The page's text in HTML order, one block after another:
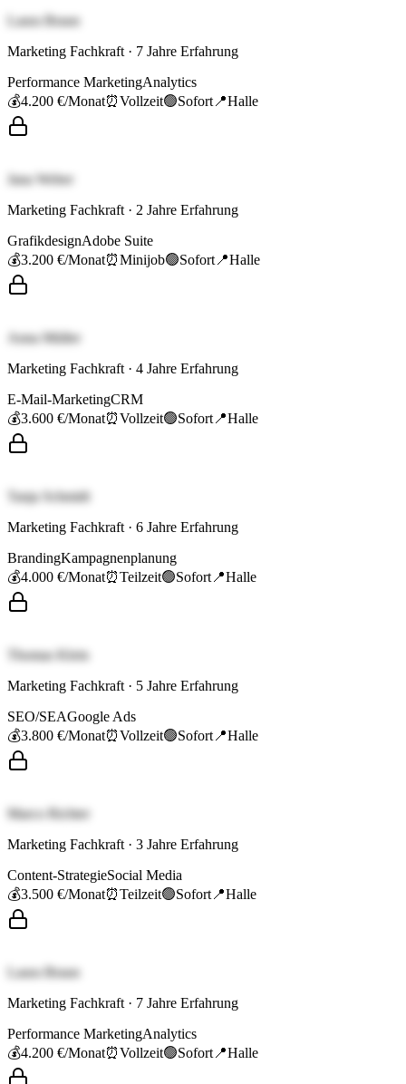
Laura Braun
Marketing Fachkraft · 7 Jahre Erfahrung
Performance MarketingAnalytics
💰4.200 €/Monat⏰Vollzeit🟢Sofort 📍Halle
Jana Weber
Marketing Fachkraft · 2 Jahre Erfahrung
GrafikdesignAdobe Suite
💰3.200 €/Monat⏰Minijob🟢Sofort 📍Halle
Anna Müller
Marketing Fachkraft · 4 Jahre Erfahrung
E-Mail-MarketingCRM
💰3.600 €/Monat⏰Vollzeit🟢Sofort 📍Halle
Tanja Schmidt
Marketing Fachkraft · 6 Jahre Erfahrung
BrandingKampagnenplanung
💰4.000 €/Monat⏰Teilzeit🟢Sofort 📍Halle
Thomas Klein
Marketing Fachkraft · 5 Jahre Erfahrung
SEO/SEAGoogle Ads
💰3.800 €/Monat⏰Vollzeit🟢Sofort 📍Halle
Marco Richter
Marketing Fachkraft · 3 Jahre Erfahrung
Content-StrategieSocial Media
💰3.500 €/Monat⏰Teilzeit🟢Sofort 📍Halle
Laura Braun
Marketing Fachkraft · 7 Jahre Erfahrung
Performance MarketingAnalytics
💰4.200 €/Monat⏰Vollzeit🟢Sofort 📍Halle